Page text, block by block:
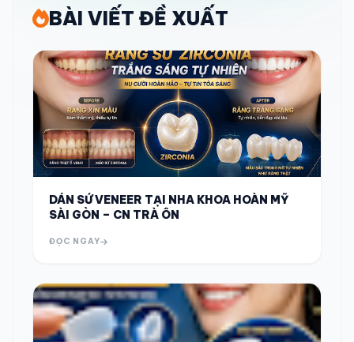
BÀI VIẾT ĐỀ XUẤT
DÁN SỨ VENEER TẠI NHA KHOA HOÀN MỸ
SÀI GÒN – CN TRÀ ÔN
ĐỌC NGAY